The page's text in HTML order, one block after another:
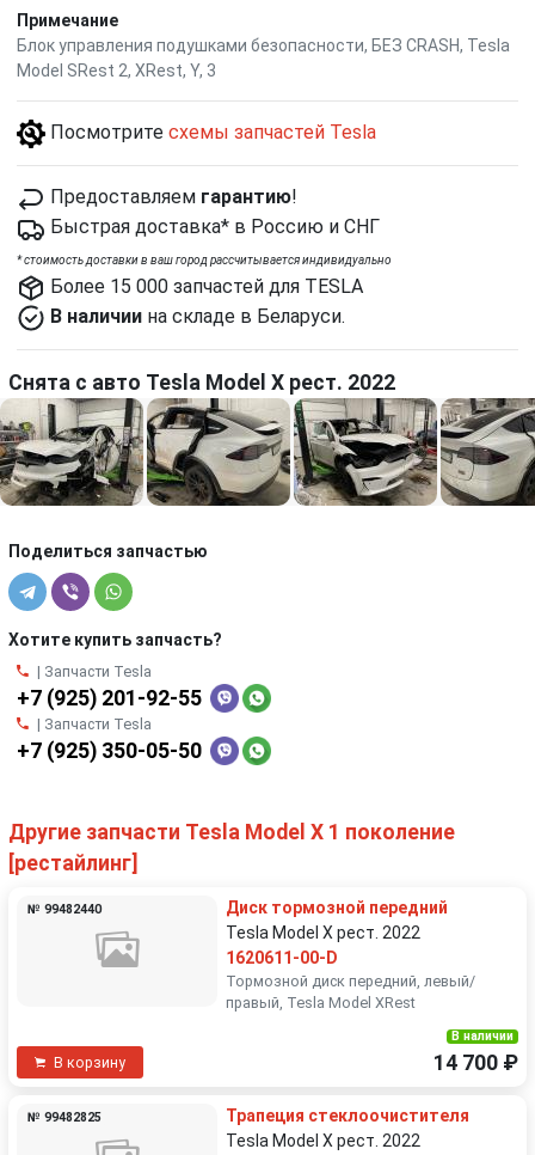
Примечание
Блок управления подушками безопасности, БЕЗ CRASH, Tesla
Model SRest 2, XRest, Y, 3
Посмотрите схемы запчастей Tesla
Предоставляем гарантию!
Быстрая доставка* в Россию и СНГ
*cтоимость доставки в ваш город рассчитывается индивидуально
Более 15 000 запчастей для TESLA
В наличии на складе в Беларуси.
Снята с авто Tesla Model X рест. 2022
Поделиться запчастью
Хотите купить запчасть?
| Запчасти Tesla
+7 (925) 201-92-55
| Запчасти Tesla
+7 (925) 350-05-50
Другие запчасти Tesla Model X 1 поколение
[рестайлинг]
№ 99482440
Диск тормозной передний
Tesla Model X рест. 2022
1620611-00-D
Тормозной диск передний, левый/
правый, Tesla Model XRest
В корзину
В наличии
14 700 ₽
№ 99482825
Трапеция стеклоочистителя
Tesla Model X рест. 2022